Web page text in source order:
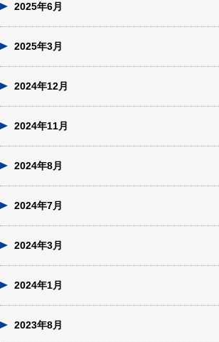
2025年6月
2025年3月
2024年12月
2024年11月
2024年8月
2024年7月
2024年3月
2024年1月
2023年8月